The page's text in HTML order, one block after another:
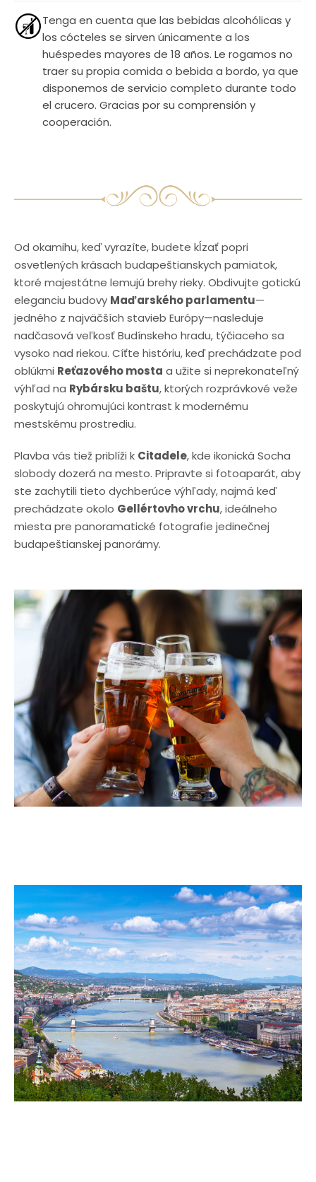
Tenga en cuenta que las bebidas alcohólicas y
los cócteles se sirven únicamente a los
huéspedes mayores de 18 años. Le rogamos no
traer su propia comida o bebida a bordo, ya que
disponemos de servicio completo durante todo
el crucero. Gracias por su comprensión y
cooperación.
Od okamihu, keď vyrazíte, budete kĺzať popri
osvetlených krásach budapeštianskych pamiatok,
ktoré majestátne lemujú brehy rieky. Obdivujte gotickú
eleganciu budovy Maďarského parlamentu—
jedného z najväčších stavieb Európy—nasleduje
nadčasová veľkosť Budínskeho hradu, týčiaceho sa
vysoko nad riekou. Cíťte históriu, keď prechádzate pod
oblúkmi Reťazového mosta a užite si neprekonateľný
výhľad na Rybársku baštu, ktorých rozprávkové veže
poskytujú ohromujúci kontrast k modernému
mestskému prostrediu.
Plavba vás tiež priblíži k Citadele, kde ikonická Socha
slobody dozerá na mesto. Pripravte si fotoaparát, aby
ste zachytili tieto dychberúce výhľady, najmä keď
prechádzate okolo Gellértovho vrchu, ideálneho
miesta pre panoramatické fotografie jedinečnej
budapeštianskej panorámy.